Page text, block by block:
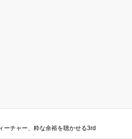
チャー、粋な余裕を聴かせる3rd